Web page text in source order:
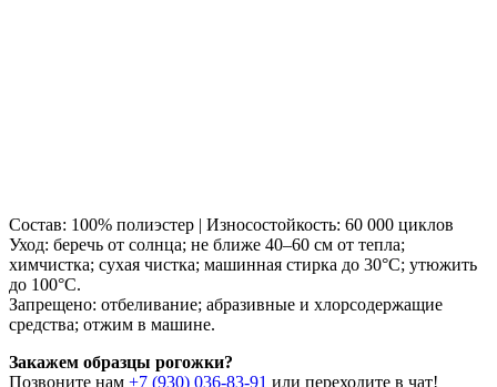
Состав: 100% полиэстер | Износостойкость: 60 000 циклов
Уход: беречь от солнца; не ближе 40–60 см от тепла;
химчистка; сухая чистка; машинная стирка до 30°C; утюжить
до 100°C.
Запрещено: отбеливание; абразивные и хлорсодержащие
средства; отжим в машине.
Закажем образцы рогожки?
Позвоните нам +7 (930) 036-83-91 или переходите в чат!